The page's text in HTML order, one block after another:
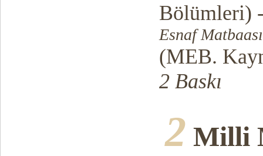
Bölümleri)
Esnaf
(MEB.
2 Baskı
2 Milli